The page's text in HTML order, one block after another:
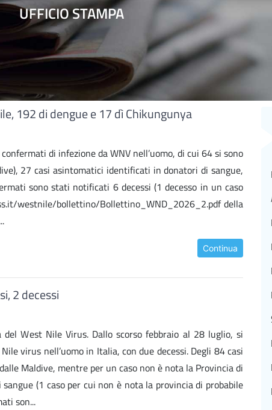
UFFICIO STAMPA
192 di dengue e 17 dì Chikungunya
di infezione da WNV nell’uomo, di cui 64 si sono
27 casi asintomatici identificati in donatori di sangue,
sono stati notificati 6 decessi (1 decesso in un caso
westnile/bollettino/Bollettino_WND_2026_2.pdf della
Continua
2 decessi
West Nile Virus. Dallo scorso febbraio al 28 luglio, si
virus nell’uomo in Italia, con due decessi. Degli 84 casi
Maldive, mentre per un caso non è nota la Provincia di
(1 caso per cui non è nota la provincia di probabile
son...